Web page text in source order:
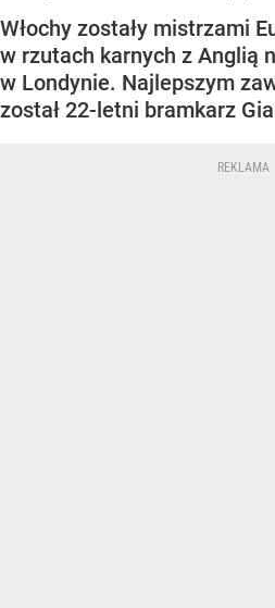
Włochy zostały mistrzami
w rzutach karnych z Anglią
w Londynie. Najlepszym
został 22-letni bramkarz